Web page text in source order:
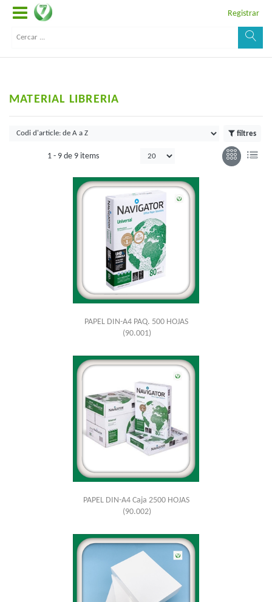
Registrar
MATERIAL LIBRERIA
filtres
1 - 9 de 9 items
PAPEL DIN-A4 PAQ. 500 HOJAS
(90.001)
PAPEL DIN-A4 Caja 2500 HOJAS
(90.002)